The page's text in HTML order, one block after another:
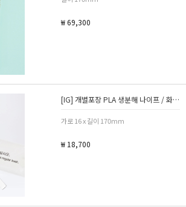
₩ 69,300
[IG] 개별포장 PLA 생분해 나이프 / 화이트 / 소량 100개
가로 16 x 길이 170mm
₩ 18,700